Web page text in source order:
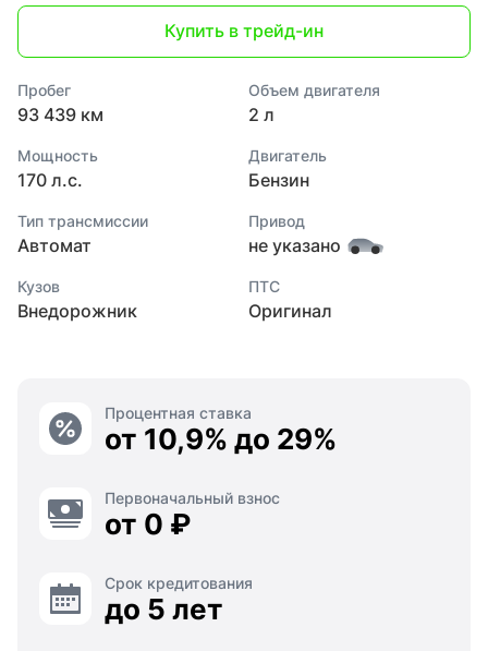
Купить в трейд-ин
Пробег
93 439 км
Объем двигателя
2 л
Мощность
170 л.с.
Двигатель
Бензин
Тип трансмиссии
Автомат
Привод
не указано
Кузов
Внедорожник
ПТС
Оригинал
Процентная ставка
от 10,9% до 29%
Первоначальный взнос
от 0 ₽
Срок кредитования
до 5 лет